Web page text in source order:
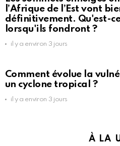
l’Afrique de l’Est vont
définitivement. Qu'est-
lorsqu'ils fondront ?
il y a environ 3 jours
Comment évolue la
un cyclone tropical ?
il y a environ 3 jours
À LA